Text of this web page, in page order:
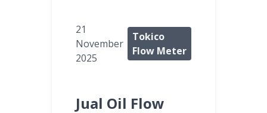
21
November
2025
Tokico
Flow Meter
Jual Oil Flow